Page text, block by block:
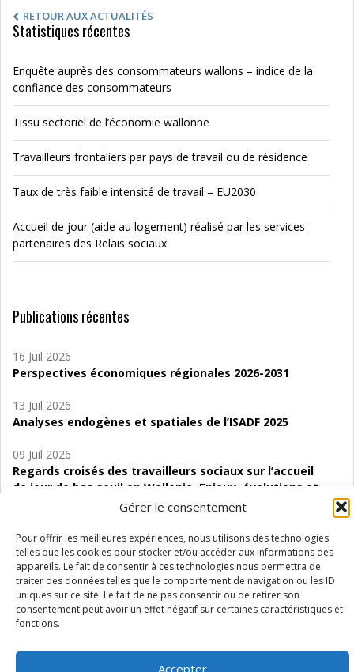
Gérer le consentement
Pour offrir les meilleures expériences, nous utilisons des technologies
telles que les cookies pour stocker et/ou accéder aux informations des
appareils. Le fait de consentir à ces technologies nous permettra de
traiter des données telles que le comportement de navigation ou les ID
uniques sur ce site. Le fait de ne pas consentir ou de retirer son
consentement peut avoir un effet négatif sur certaines caractéristiques et
fonctions.
Accepter
RETOUR AUX ACTUALITÉS
Statistiques récentes
Enquête auprès des consommateurs wallons – indice de la
confiance des consommateurs
Tissu sectoriel de l’économie wallonne
Travailleurs frontaliers par pays de travail ou de résidence
Taux de très faible intensité de travail – EU2030
Accueil de jour (aide au logement) réalisé par les services
partenaires des Relais sociaux
Publications récentes
16 Juil 2026
Perspectives économiques régionales 2026-2031
13 Juil 2026
Analyses endogènes et spatiales de l’ISADF 2025
09 Juil 2026
Regards croisés des travailleurs sociaux sur l’accueil
de jour de bas seuil en Wallonie. Enjeux, évolutions et
06 Juil 2026
Étude d’évaluabilité des Structures
d’accompagnement à l’autocréation d’emploi (SAACE)
01 Juil 2026
Pénurie du personnel infirmier :quels indicateurs
Wallonie ?